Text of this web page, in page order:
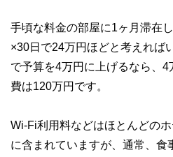
手頃な料金の部屋に1ヶ月滞在
×30日で24万円ほどと考えれば
で予算を4万円に上げるなら、
費は120万円です。
Wi-Fi利用料などはほとんどの
に含まれていますが、通常、食